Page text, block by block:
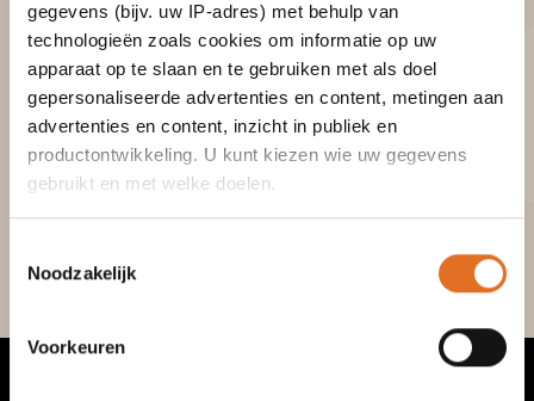
gegevens (bijv. uw IP-adres) met behulp van
technologieën zoals cookies om informatie op uw
apparaat op te slaan en te gebruiken met als doel
gepersonaliseerde advertenties en content, metingen aan
advertenties en content, inzicht in publiek en
productontwikkeling. U kunt kiezen wie uw gegevens
gebruikt en met welke doelen.
Informatie verzamelen over uw geografische
Uw apparaat identificeren door het actief te
scannen op specifieke eigenschappen (fingerprinting)
Noodzakelijk
Voorkeuren
TERUGKEREN.BECAUSE YOUR EYES SAID
YOU WERE FEELING IT TOO!
VISION IS THE ART OF SEEING WHAT IS
INVISIBLE TO OTHERS
AFSPRAAK MAKEN